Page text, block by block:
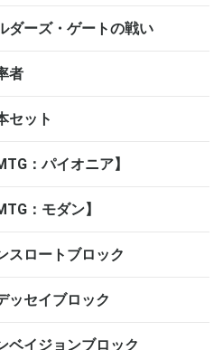
ダーズ・ゲートの戦い
者
セット
：パイオニア】
：モダン】
スロートブロック
ッセイブロック
ベイジョンブロック